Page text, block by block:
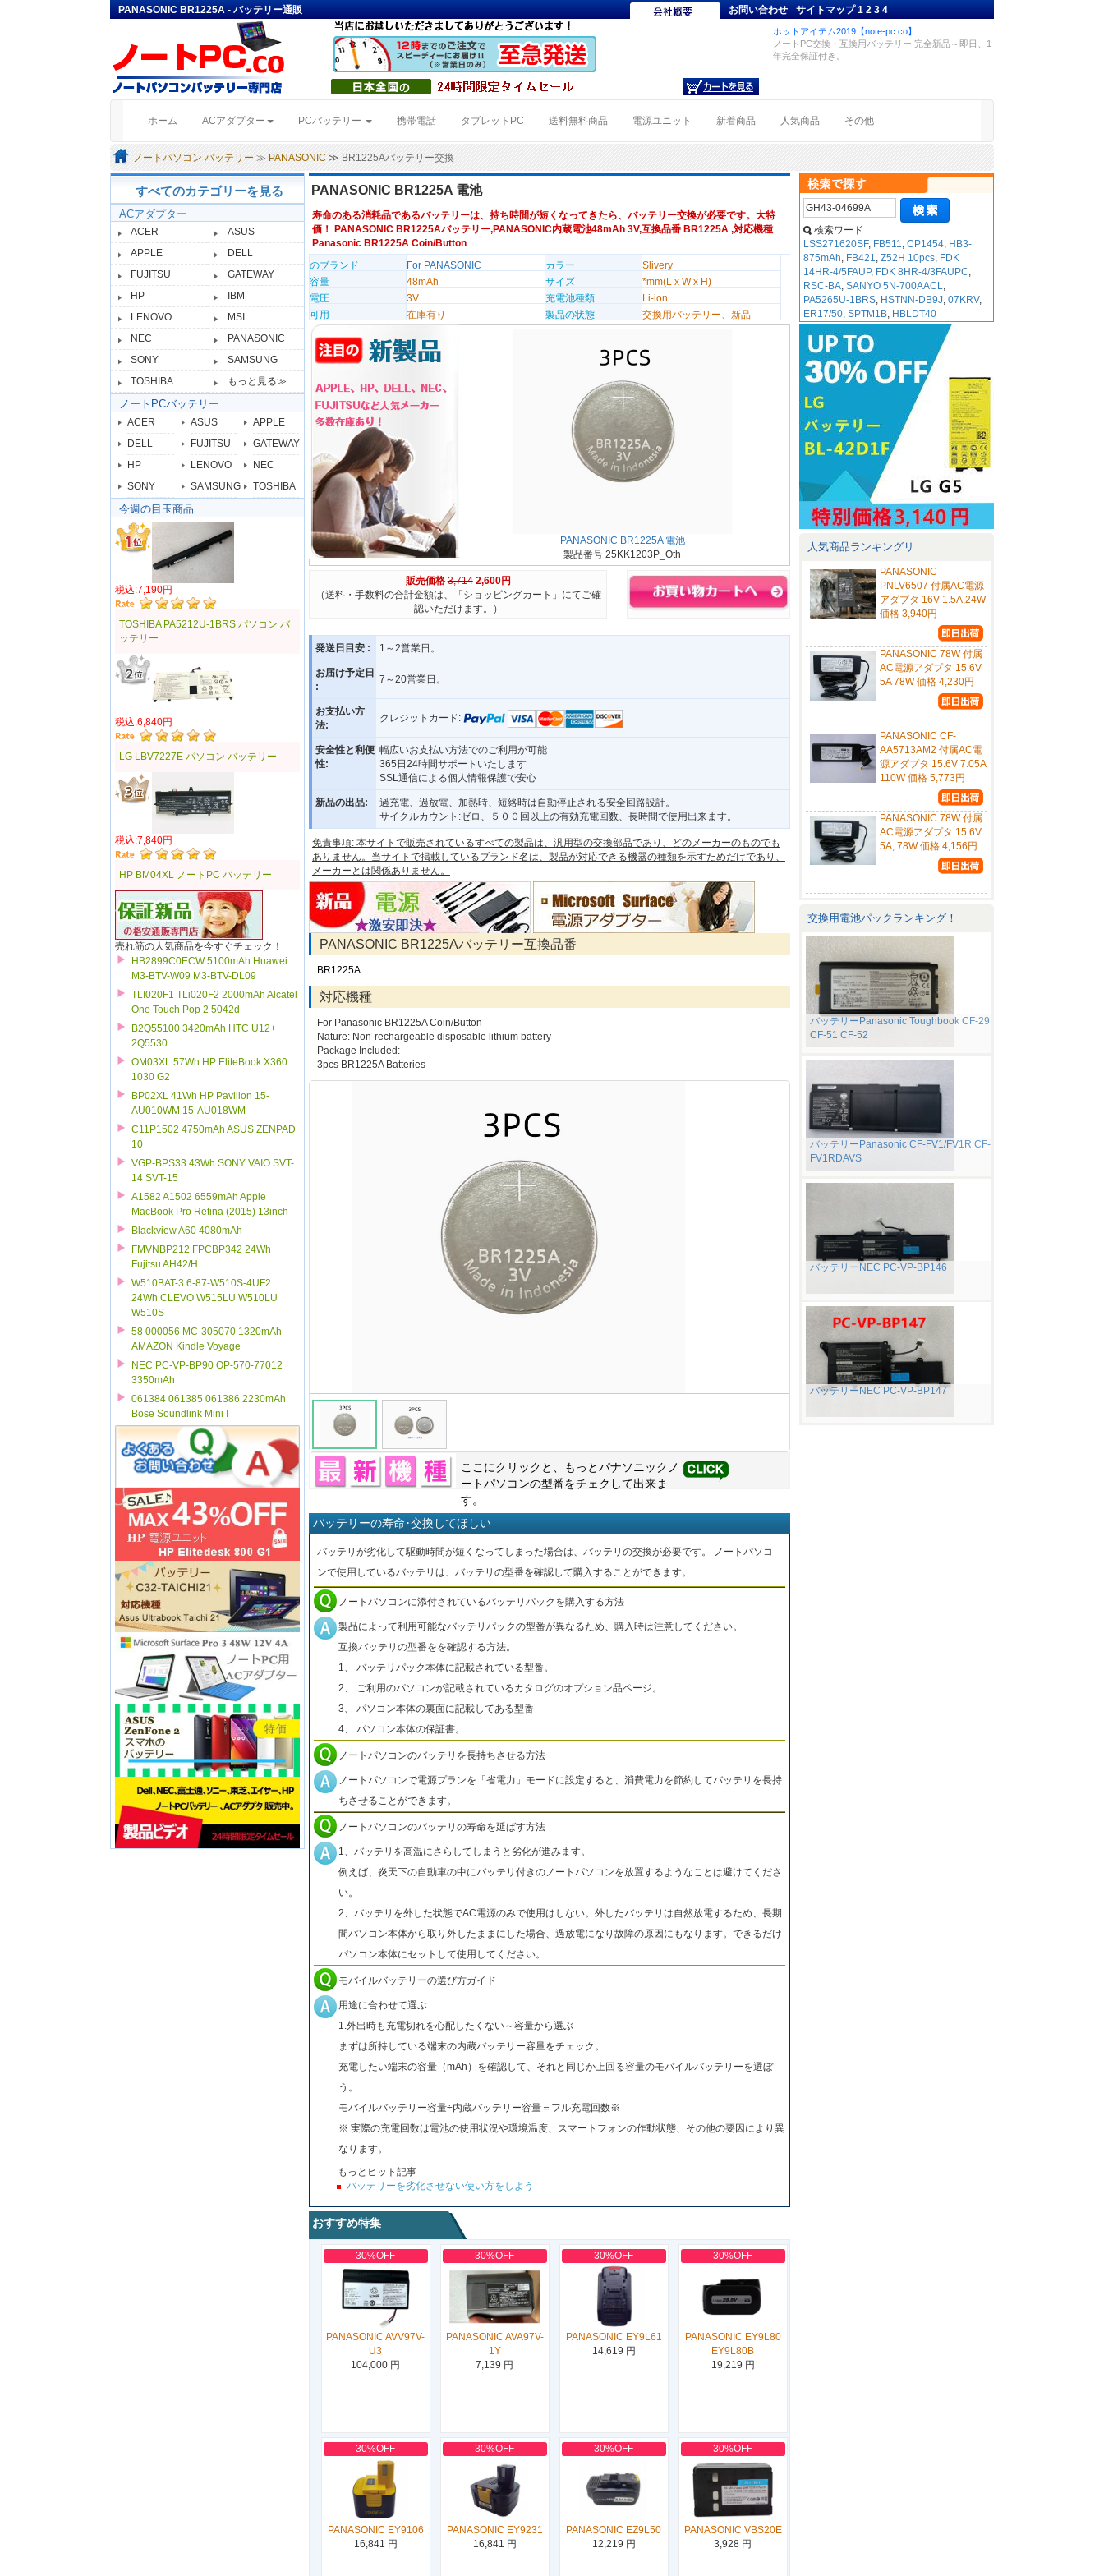
PANASONIC BR1225A - バッテリー通販 お問い合わせ サイトマップ 1234
ホットアイテム2019【note-pc.co】
ノートPC交換・互換用バッテリー 完全新品～即日、1
年完全保証付き。
ホーム (current)ACアダプター PCバッテリー 携帯電話 タブレットPC 送料無料商品 電源ユニット 新着商品 人気商品 その他
ノートパソコン バッテリー ≫ PANASONIC ≫ BR1225Aバッテリー交換
すべてのカテゴリーを見る
ACアダプター
ACER
ASUS
APPLE
DELL
FUJITSU
GATEWAY
HP
IBM
LENOVO
MSI
NEC
PANASONIC
SONY
SAMSUNG
TOSHIBA
もっと見る≫
ノートPCバッテリー
ACER ASUS
APPLE
DELL
FUJITSU
GATEWAY
HP
LENOVO
NEC
SONY
SAMSUNG TOSHIBA
今週の目玉商品
税込:7,190円
TOSHIBA PA5212U-1BRS パソコン バ
ッテリー
税込:6,840円
LG LBV7227E パソコン バッテリー
税込:7,840円
HP BM04XL ノートPC バッテリー
売れ筋の人気商品を今すぐチェック！
HB2899C0ECW 5100mAh Huawei
M3-BTV-W09 M3-BTV-DL09
TLI020F1 TLi020F2 2000mAh Alcatel
One Touch Pop 2 5042d
B2Q55100 3420mAh HTC U12+
2Q5530
OM03XL 57Wh HP EliteBook X360
1030 G2
BP02XL 41Wh HP Pavilion 15-
AU010WM 15-AU018WM
C11P1502 4750mAh ASUS ZENPAD
10
VGP-BPS33 43Wh SONY VAIO SVT-
14 SVT-15
A1582 A1502 6559mAh Apple
MacBook Pro Retina (2015) 13inch
Blackview A60 4080mAh
FMVNBP212 FPCBP342 24Wh
Fujitsu AH42/H
W510BAT-3 6-87-W510S-4UF2
24Wh CLEVO W515LU W510LU
W510S
58 000056 MC-305070 1320mAh
AMAZON Kindle Voyage
NEC PC-VP-BP90 OP-570-77012
3350mAh
061384 061385 061386 2230mAh
Bose Soundlink Mini I
PANASONIC BR1225A 電池
寿命のある消耗品であるバッテリーは、持ち時間が短くなってきたら、バッテリー交換が必要です。大特
価！ PANASONIC BR1225Aバッテリー,PANASONIC内蔵電池48mAh 3V,互換品番 BR1225A ,対応機種
Panasonic BR1225A Coin/Button
のブランド
For PANASONIC カラー
Slivery
容量
48mAh サイズ
*mm(L x W x H)
電圧
3V 充電池種類
Li-ion
可用
在庫有り 製品の状態 交換用バッテリー、新品
PANASONIC BR1225A 電池
製品番号 25KK1203P_Oth
販売価格 3,714 2,600円
（送料・手数料の合計金額は、「ショッピングカート」にてご確
認いただけます。）
発送日目安 : 1～2営業日。
お届け予定日
:
7～20営業日。
お支払い方
法:
クレジットカード:
安全性と利便
性:
幅広いお支払い方法でのご利用が可能
365日24時間サポートいたします
SSL通信による個人情報保護で安心
新品の出品:
過充電、過放電、加熱時、短絡時は自動停止される安全回路設計。
サイクルカウント:ゼロ、５００回以上の有効充電回数、長時間で使用出来ます。
免責事項: 本サイトで販売されているすべての製品は、汎用型の交換部品であり、どのメーカーのものでも
ありません。当サイトで掲載しているブランド名は、製品が対応できる機器の種類を示すためだけであり、
メーカーとは関係ありません。
PANASONIC BR1225Aバッテリー互換品番
BR1225A
対応機種
For Panasonic BR1225A Coin/Button
Nature: Non-rechargeable disposable lithium battery
Package Included:
3pcs BR1225A Batteries
ここにクリックと、もっとパナソニック ノ
ートパソコンの型番をチェクして出来ま
す。
バッテリーの寿命･交換してほしい
バッテリが劣化して駆動時間が短くなってしまった場合は、バッテリの交換が必要です。 ノートパソコ
ンで使用しているバッテリは、バッテリの型番を確認して購入することができます。
ノートパソコンに添付されているバッテリパックを購入する方法
製品によって利用可能なバッテリパックの型番が異なるため、購入時は注意してください。
互換バッテリの型番をを確認する方法。
1、 バッテリパック本体に記載されている型番。
2、 ご利用のパソコンが記載されているカタログのオプション品ページ。
3、 パソコン本体の裏面に記載してある型番
4、 パソコン本体の保証書。
ノートパソコンのバッテリを長持ちさせる方法
ノートパソコンで電源プランを「省電力」モードに設定すると、消費電力を節約してバッテリを長持
ちさせることができます。
ノートパソコンのバッテリの寿命を延ばす方法
1、バッテリを高温にさらしてしまうと劣化が進みます。
例えば、炎天下の自動車の中にバッテリ付きのノートパソコンを放置するようなことは避けてくださ
い。
2、バッテリを外した状態でAC電源のみで使用はしない。外したバッテリは自然放電するため、長期
間パソコン本体から取り外したままにした場合、過放電になり故障の原因にもなります。できるだけ
パソコン本体にセットして使用してください。
モバイルバッテリーの選び方ガイド
用途に合わせて選ぶ
1.外出時も充電切れを心配したくない～容量から選ぶ
まずは所持している端末の内蔵バッテリー容量をチェック。
充電したい端末の容量（mAh）を確認して、それと同じか上回る容量のモバイルバッテリーを選ぼ
う。
モバイルバッテリー容量÷内蔵バッテリー容量＝フル充電回数※
※ 実際の充電回数は電池の使用状況や環境温度、スマートフォンの作動状態、その他の要因により異
なります。
もっとヒット記事
バッテリーを劣化させない使い方をしよう
おすすめ特集
30%OFF
PANASONIC AVV97V-
U3
104,000 円
30%OFF
PANASONIC AVA97V-
1Y
7,139 円
30%OFF
PANASONIC EY9L61
14,619 円
30%OFF
PANASONIC EY9L80
EY9L80B
19,219 円
30%OFF
PANASONIC EY9106
16,841 円
30%OFF
PANASONIC EY9231
16,841 円
30%OFF
PANASONIC EZ9L50
12,219 円
30%OFF
PANASONIC VBS20E
3,928 円
検索ワード
LSS271620SF, FB511,CP1454, HB3-
875mAh, FB421,Z52H 10pcs, FDK
14HR-4/5FAUP, FDK 8HR-4/3FAUPC,
RSC-BA,SANYO 5N-700AACL,
PA5265U-1BRS, HSTNN-DB9J,07KRV,
ER17/50,SPTM1B, HBLDT40
人気商品ランキングリ
PANASONIC
PNLV6507 付属AC電源
アダプタ 16V 1.5A,24W
価格 3,940円
PANASONIC 78W 付属
AC電源アダプタ 15.6V
5A 78W 価格 4,230円
PANASONIC CF-
AA5713AM2 付属AC電
源アダプタ 15.6V 7.05A
110W 価格 5,773円
PANASONIC 78W 付属
AC電源アダプタ 15.6V
5A, 78W 価格 4,156円
交換用電池パックランキング！
バッテリーPanasonic Toughbook CF-29
CF-51 CF-52
バッテリーPanasonic CF-FV1/FV1R CF-
FV1RDAVS
バッテリーNEC PC-VP-BP146
バッテリーNEC PC-VP-BP147